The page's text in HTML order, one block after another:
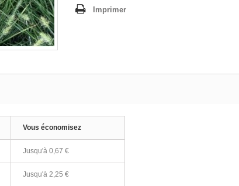
Imprimer
Vous économisez
Jusqu'à 0,67 €
Jusqu'à 2,25 €